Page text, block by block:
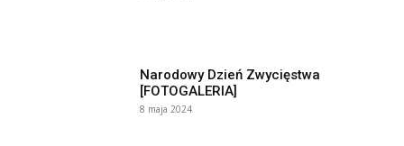
Narodowy Dzień Zwycięstwa
[FOTOGALERIA]
8 maja 2024